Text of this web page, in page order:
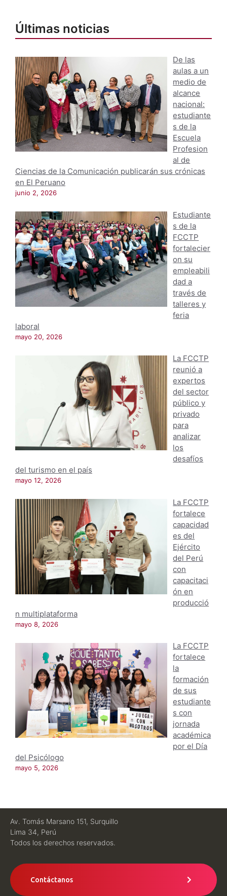
Últimas noticias
De las
aulas a un
medio de
alcance
nacional:
estudiante
s de la
Escuela
Profesion
al de
Ciencias de la Comunicación publicarán sus crónicas
en El Peruano
junio 2, 2026
Estudiante
s de la
FCCTP
fortalecier
on su
empleabili
dad a
través de
talleres y
feria
laboral
mayo 20, 2026
La FCCTP
reunió a
expertos
del sector
público y
privado
para
analizar
los
desafíos
del turismo en el país
mayo 12, 2026
La FCCTP
fortalece
capacidad
es del
Ejército
del Perú
con
capacitaci
ón en
producció
n multiplataforma
mayo 8, 2026
La FCCTP
fortalece
la
formación
de sus
estudiante
s con
jornada
académica
por el Día
del Psicólogo
mayo 5, 2026
Av. Tomás Marsano 151, Surquillo
Lima 34, Perú
Todos los derechos reservados.
Contáctanos